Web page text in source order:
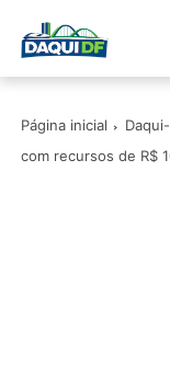
Página inicial
com recursos de R$